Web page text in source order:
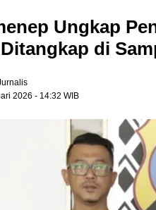
Ungkap
di
2026 - 14:32 WIB